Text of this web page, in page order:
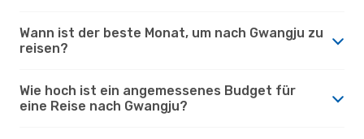
Wann ist der beste Monat, um nach Gwangju zu
reisen?
Wie hoch ist ein angemessenes Budget für
eine Reise nach Gwangju?